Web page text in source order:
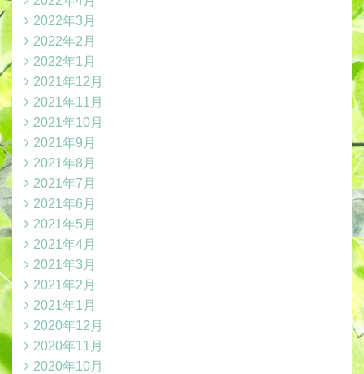
2022年3月
2022年2月
2022年1月
2021年12月
2021年11月
2021年10月
2021年9月
2021年8月
2021年7月
2021年6月
2021年5月
2021年4月
2021年3月
2021年2月
2021年1月
2020年12月
2020年11月
2020年10月